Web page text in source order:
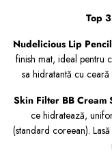
Top
Nudelicious Lip Pencil
finish mat, ideal pentru
sa hidratantă cu
Skin Filter BB Cream
ce hidratează,
(standard coreean).